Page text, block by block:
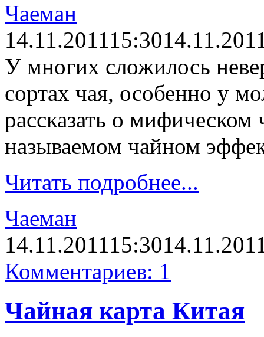
Чаеман
14.11.201115:30
У многих сложилось
сортах чая, особенно у
рассказать о
называемом чайном
Читать подробнее...
Чаеман
14.11.201115:30
Комментариев: 1
Чайная карта Китая